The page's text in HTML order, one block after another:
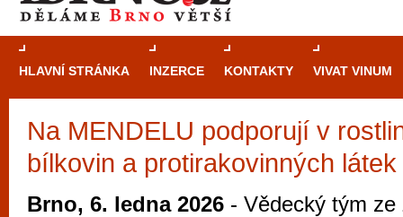
HLAVNÍ STRÁNKA INZERCE KONTAKTY VIVAT VINUM
Na MENDELU podporují v
bílkovin a protirakovinných látek
Brno, 6. ledna 2026 - Vědecký tým ze
Průvodce
Brně: Od